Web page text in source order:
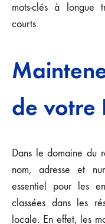
mots-clés à longue
courts.
de votre
Dans le domaine du
nom, adresse et
essentiel pour les
classées dans les
locale. En effet, les